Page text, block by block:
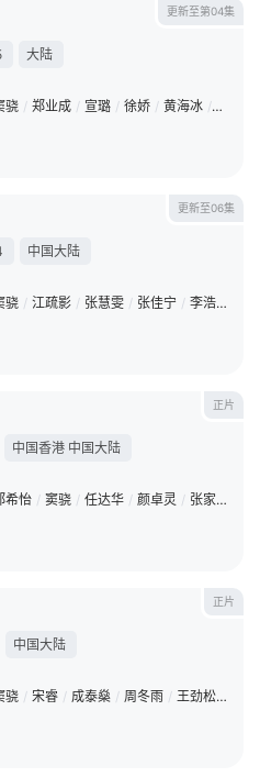
更新至第04集
大陆
骁 / 郑业成 / 宣璐 / 徐娇 / 黄海冰 / 丁洁
更新至06集
中国大陆
骁 / 江疏影 / 张慧雯 / 张佳宁 / 李浩菲
正片
中国香港 中国大陆
希怡 / 窦骁 / 任达华 / 颜卓灵 / 张家辉
正片
中国大陆
骁 / 宋睿 / 成泰燊 / 周冬雨 / 王劲松 /